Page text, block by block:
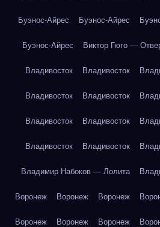
Буэнос-Айрес Буэнос-Айрес
Буэнос-Айрес Виктор Гюго —
Владивосток Владивосток
Владивосток Владивосток
Владивосток Владивосток
Владивосток Владивосток
Владимир Набоков — Лолита
Воронеж Воронеж Воронеж
Воронеж Воронеж Воронеж